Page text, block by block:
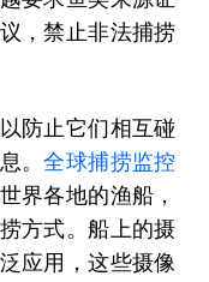
，禁止非法捕捞
防止它们相互碰
。全球捕捞监控
界各地的渔船，
方式。船上的摄
应用，这些摄像